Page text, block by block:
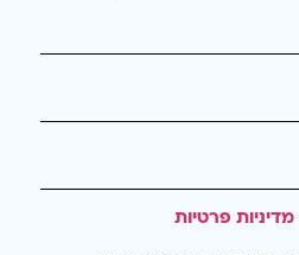
מדיניות פרטיות